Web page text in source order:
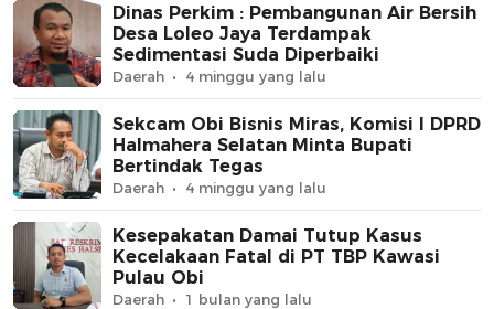
Dinas Perkim : Pembangunan Air Bersih
Desa Loleo Jaya Terdampak
Sedimentasi Suda Diperbaiki
Daerah 4 minggu yang lalu
Sekcam Obi Bisnis Miras, Komisi I DPRD
Halmahera Selatan Minta Bupati
Bertindak Tegas
Daerah 4 minggu yang lalu
Kesepakatan Damai Tutup Kasus
Kecelakaan Fatal di PT TBP Kawasi
Pulau Obi
Daerah 1 bulan yang lalu